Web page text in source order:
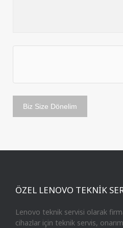
ÖZEL LENOVO TEKNİK
Lenovo teknik servisi olarak
cihazlar için teknik servis,